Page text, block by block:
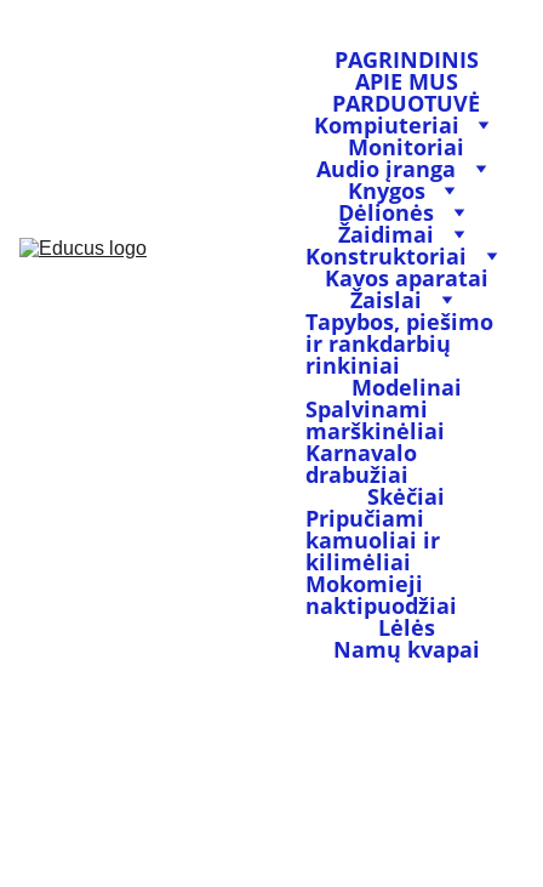
PAGRINDINIS
APIE MUS
PARDUOTUVĖ
Kompiuteriai
Monitoriai
Audio įranga
Knygos
Dėlionės
Žaidimai
Konstruktoriai
Kavos aparatai
Žaislai
Tapybos, piešimo
ir rankdarbių
rinkiniai
Modelinai
Spalvinami
marškinėliai
Karnavalo
drabužiai
Skėčiai
Pripučiami
kamuoliai ir
kilimėliai
Mokomieji
naktipuodžiai
Lėlės
Namų kvapai